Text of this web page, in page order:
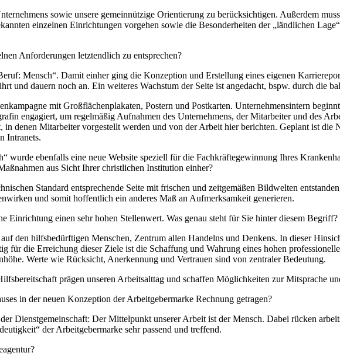
sowie unsere gemeinnützige Orientierung zu berücksichtigen. Außerdem
einzelnen Einrichtungen vorgehen sowie die Besonderheiten der „ländlichen
Anforderungen letztendlich zu entsprechen?
Mensch“. Damit einher ging die Konzeption und Erstellung eines eigenen
und dauern noch an. Ein weiteres Wachstum der Seite ist angedacht, bspw. durch die
mit Großflächenplakaten, Postern und Postkarten. Unternehmensintern
engagiert, um regelmäßig Aufnahmen des Unternehmens, der Mitarbeiter und des
denen Mitarbeiter vorgestellt werden und von der Arbeit hier berichten. Geplant ist
Intranets.
ebenfalls eine neue Website speziell für die Fachkräftegewinnung Ihres
aus Sicht Ihrer christlichen Institution einher?
Standard entsprechende Seite mit frischen und zeitgemäßen Bildwelten
und somit hoffentlich ein anderes Maß an Aufmerksamkeit generieren.
Einrichtung einen sehr hohen Stellenwert. Was genau steht für Sie hinter diesem Begriff?
den hilfsbedürftigen Menschen, Zentrum allen Handelns und Denkens. In dieser
für die Erreichung dieser Ziele ist die Schaffung und Wahrung eines hohen
Werte wie Rücksicht, Anerkennung und Vertrauen sind von zentraler Bedeutung.
prägen unseren Arbeitsalttag und schaffen Möglichkeiten zur Mitsprache
in der neuen Konzeption der Arbeitgebermarke Rechnung getragen?
Dienstgemeinschaft: Der Mittelpunkt unserer Arbeit ist der Mensch. Dabei rücken
der Arbeitgebermarke sehr passend und treffend.